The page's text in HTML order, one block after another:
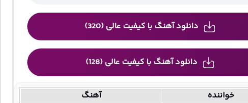
دانلود آهنگ با کیفیت عالی (320)
دانلود آهنگ با کیفیت عالی (128)
خواننده
آهنگ